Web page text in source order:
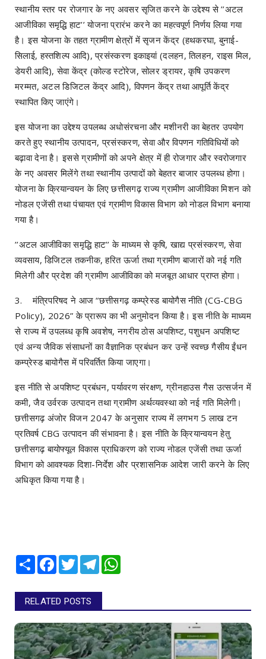
स्थानीय स्तर पर रोजगार के नए अवसर सृजित करने के उद्देश्य से ’’अटल
आजीविका समृद्धि हाट’’ योजना प्रारंभ करने का महत्वपूर्ण निर्णय लिया गया
है। इस योजना के तहत ग्रामीण क्षेत्रों में सृजन केंद्र (हथकरघा, बुनाई-
सिलाई, हस्तशिल्प आदि), प्रसंस्करण इकाइयां (दलहन, तिलहन, राइस मिल,
डेयरी आदि), सेवा केंद्र (कोल्ड स्टोरेज, सोलर ड्रायर, कृषि उपकरण
मरम्मत, अटल डिजिटल केंद्र आदि), विपणन केंद्र तथा आपूर्ति केंद्र
स्थापित किए जाएंगे।
इस योजना का उद्देश्य उपलब्ध अधोसंरचना और मशीनरी का बेहतर उपयोग
करते हुए स्थानीय उत्पादन, प्रसंस्करण, सेवा और विपणन गतिविधियों को
बढ़ावा देना है। इससे ग्रामीणों को अपने क्षेत्र में ही रोजगार और स्वरोजगार
के नए अवसर मिलेंगे तथा स्थानीय उत्पादों को बेहतर बाजार उपलब्ध होगा।
योजना के क्रियान्वयन के लिए छत्तीसगढ़ राज्य ग्रामीण आजीविका मिशन को
नोडल एजेंसी तथा पंचायत एवं ग्रामीण विकास विभाग को नोडल विभाग बनाया
गया है।
’’अटल आजीविका समृद्धि हाट’’ के माध्यम से कृषि, खाद्य प्रसंस्करण, सेवा
व्यवसाय, डिजिटल तकनीक, हरित ऊर्जा तथा ग्रामीण बाजारों को नई गति
मिलेगी और प्रदेश की ग्रामीण आजीविका को मजबूत आधार प्राप्त होगा।
3. मंत्रिपरिषद ने आज “छत्तीसगढ़ कम्प्रेस्ड बायोगैस नीति (CG-CBG
Policy), 2026” के प्रारूप का भी अनुमोदन किया है। इस नीति के माध्यम
से राज्य में उपलब्ध कृषि अवशेष, नगरीय ठोस अपशिष्ट, पशुधन अपशिष्ट
एवं अन्य जैविक संसाधनों का वैज्ञानिक प्रबंधन कर उन्हें स्वच्छ गैसीय ईंधन
कम्प्रेस्ड बायोगैस में परिवर्तित किया जाएगा।
इस नीति से अपशिष्ट प्रबंधन, पर्यावरण संरक्षण, ग्रीनहाउस गैस उत्सर्जन में
कमी, जैव उर्वरक उत्पादन तथा ग्रामीण अर्थव्यवस्था को नई गति मिलेगी।
छत्तीसगढ़ अंजोर विजन 2047 के अनुसार राज्य में लगभग 5 लाख टन
प्रतिवर्ष CBG उत्पादन की संभावना है। इस नीति के क्रियान्वयन हेतु
छत्तीसगढ़ बायोफ्यूल विकास प्राधिकरण को राज्य नोडल एजेंसी तथा ऊर्जा
विभाग को आवश्यक दिशा-निर्देश और प्रशासनिक आदेश जारी करने के लिए
अधिकृत किया गया है।
Share Facebook
TwitterTelegram
RELATED POSTS